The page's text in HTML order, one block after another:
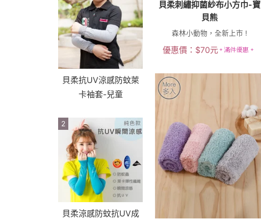
貝柔抗UV涼感防蚊萊
卡袖套-兒童
2
貝柔涼感防蚊抗UV成
貝柔刺繡抑菌紗布小方巾-寶
貝熊
森林小動物，全新上市 !
優惠價： $70元